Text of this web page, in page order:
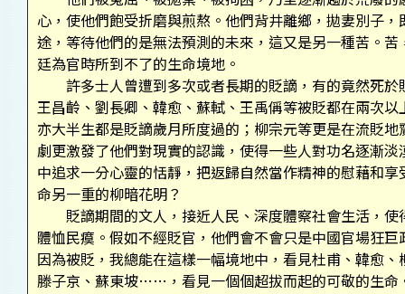
心，使他們飽受折磨與煎熬。他們背井離鄉，拋妻別子
途，等待他們的是無法預測的未來，這又是另一種苦。
廷為官時所到不了的生命境地。
許多士人曾遭到多次或者長期的貶謫，有的竟然死於
王昌齡、劉長卿、韓愈、蘇軾、王禹偁等被貶都在兩次
亦大半生都是貶謫歲月所度過的；柳宗元等更是在流貶
劇更激發了他們對現實的認識，使得一些人對功名逐漸
中追求一分心靈的恬靜，把返歸自然當作精神的慰藉和
命另一重的柳暗花明？
貶謫期間的文人，接近人民、深度體察社會生活，使
體恤民瘼。假如不經貶官，他們會不會只是中國官場狂
因為被貶，我總能在這樣一幅境地中，看見杜甫、韓愈
滕子京、蘇東坡……，看見一個個超拔而起的可敬的生命